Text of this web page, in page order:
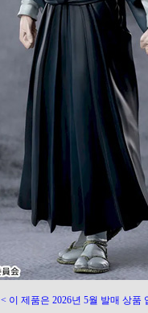
< 이 제품은 2026년 5월 발매 상품